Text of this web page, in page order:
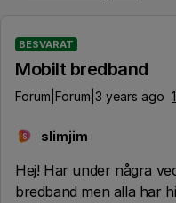
BESVARAT
Mobilt bredband
Forum|Forum|3 years ago
S slimjim
Hej! Har under några
bredband men alla har